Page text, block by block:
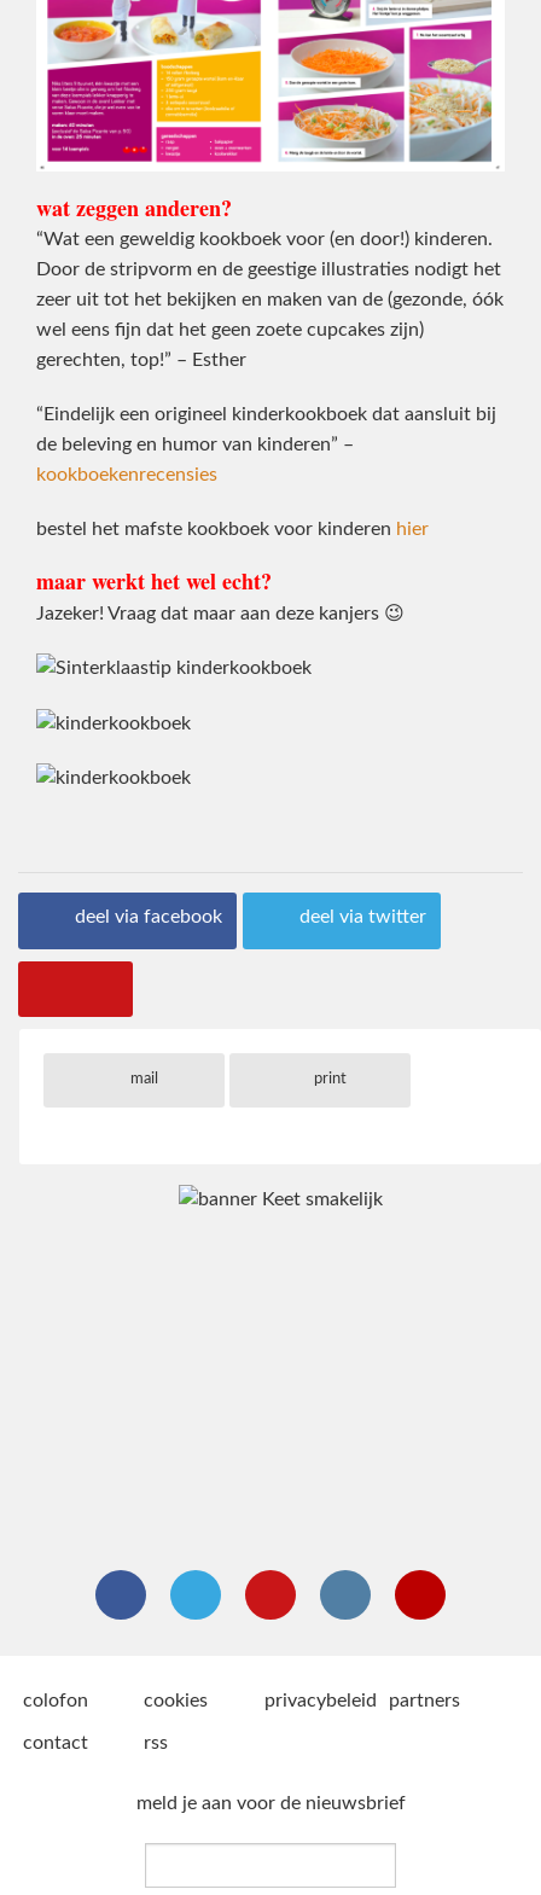
wat zeggen anderen?
“Wat een geweldig kookboek voor (en door!) kinderen.
Door de stripvorm en de geestige illustraties nodigt het
zeer uit tot het bekijken en maken van de (gezonde, óók
wel eens fijn dat het geen zoete cupcakes zijn)
gerechten, top!” – Esther
“Eindelijk een origineel kinderkookboek dat aansluit bij
de beleving en humor van kinderen” –
kookboekenrecensies
bestel het mafste kookboek voor kinderen hier
maar werkt het wel echt?
Jazeker! Vraag dat maar aan deze kanjers 😉
deel via facebook deel via twitter
mail print
colofon cookies privacybeleid partners
contact rss
meld je aan voor de nieuwsbrief